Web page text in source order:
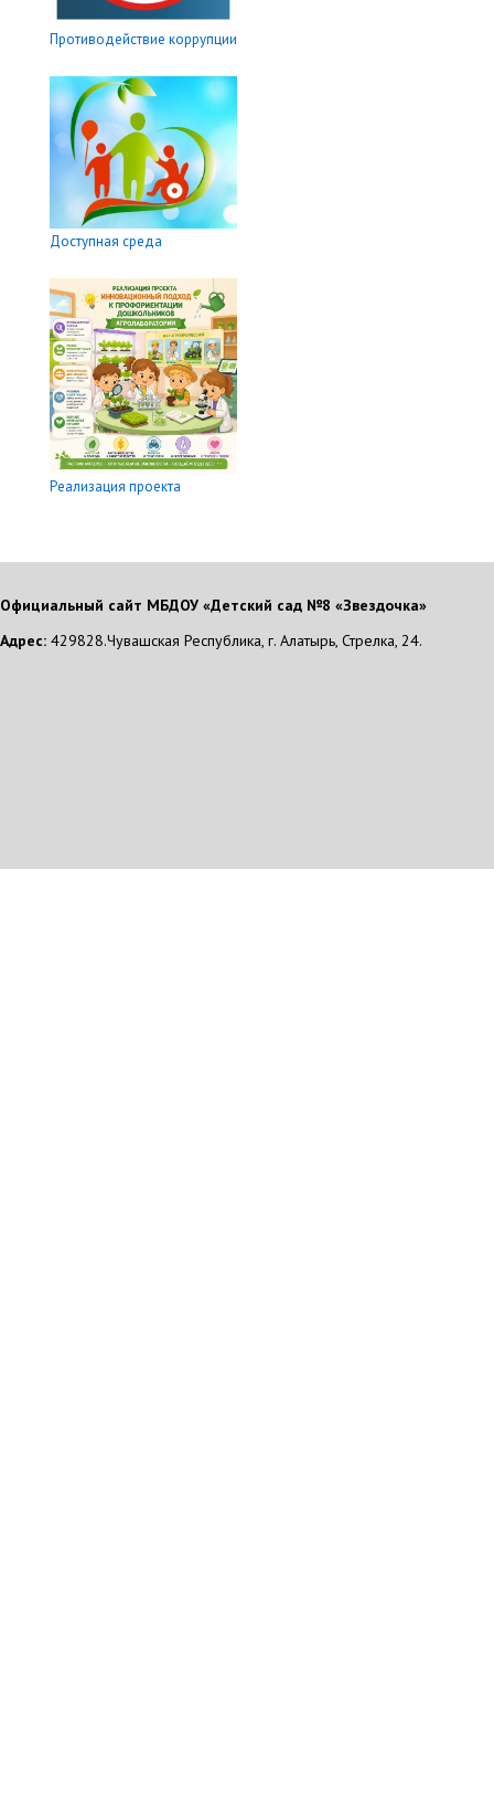
Противодействие коррупции
Доступная среда
Реализация проекта
Официальный сайт МБДОУ «Детский сад №8 «Звездочка»
Адрес: 429828.Чувашская Республика, г. Алатырь, Стрелка, 24.